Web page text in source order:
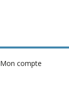
Mon compte